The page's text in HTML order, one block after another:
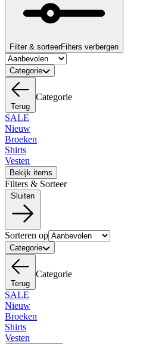
Filter & sorteerFilters verbergen
Categorie
Terug
Categorie
SALE
Nieuw
Broeken
Shirts
Vesten
Bekijk items
Filters & Sorteer
Sorteren op
Categorie
Terug
Categorie
SALE
Nieuw
Broeken
Shirts
Vesten